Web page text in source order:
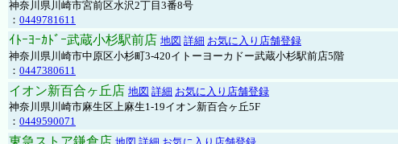
神奈川県川崎市宮前区水沢2丁目3番8号
： 0449781611
ｲﾄｰﾖｰｶﾄﾞｰ武蔵小杉駅前店 地図 詳細 お気に入り店舗登録
神奈川県川崎市中原区小杉町3-420イトーヨーカドー武蔵小杉駅前店5階
： 0447380611
イオン新百合ヶ丘店 地図 詳細 お気に入り店舗登録
神奈川県川崎市麻生区上麻生1-19イオン新百合ヶ丘5F
： 0449590071
東急ストア鎌倉店